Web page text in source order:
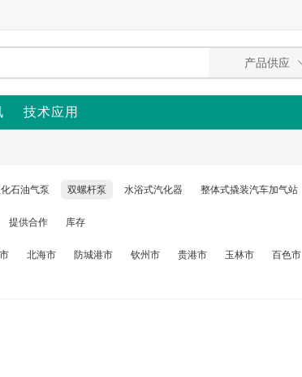
技术应用
石油气泵 双螺杆泵 水浴式汽化器 整体式撬装汽车加气站
提供合作 库存
北海市 防城港市 钦州市 贵港市 玉林市 百色市